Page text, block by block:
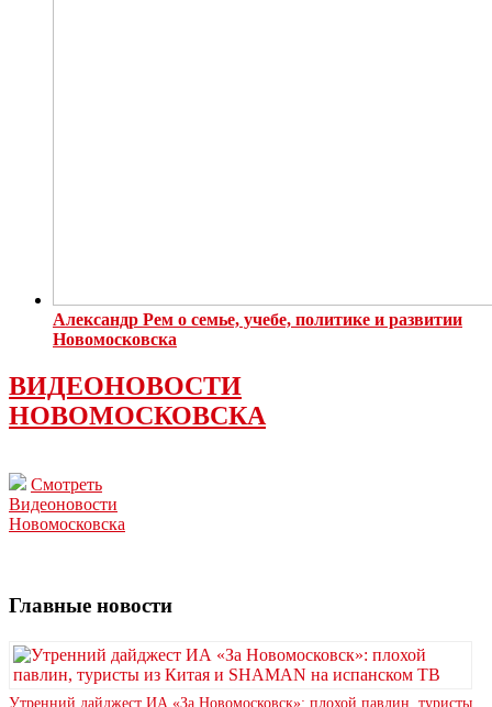
Александр Рем о семье, учебе, политике и развитии
Новомосковска
ВИДЕОНОВОСТИ
НОВОМОСКОВСКА
Смотреть
Видеоновости
Новомосковска
Главные новости
Утренний дайджест ИА «За Новомосковск»: плохой павлин, туристы